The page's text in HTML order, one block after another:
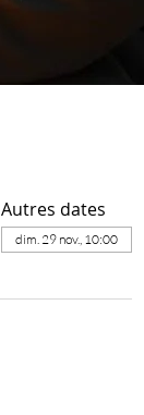
Autres dates
dim. 29 nov., 10:00